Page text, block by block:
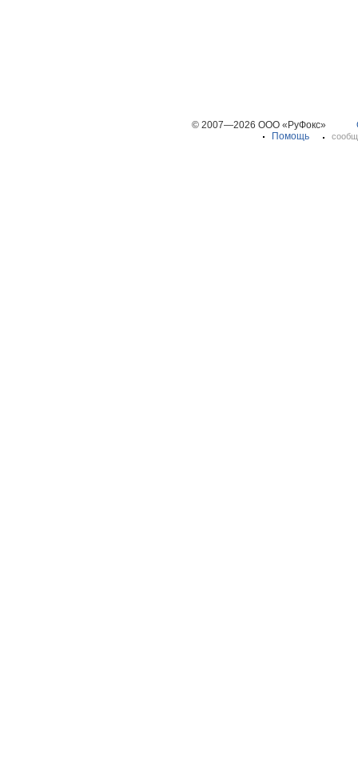
© 2007—2026 ООО «РуФокс»
Помощь